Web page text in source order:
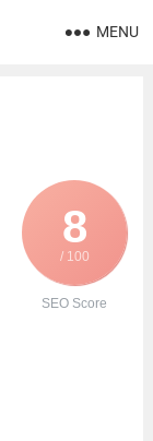
MENU
8
/ 100
SEO Score